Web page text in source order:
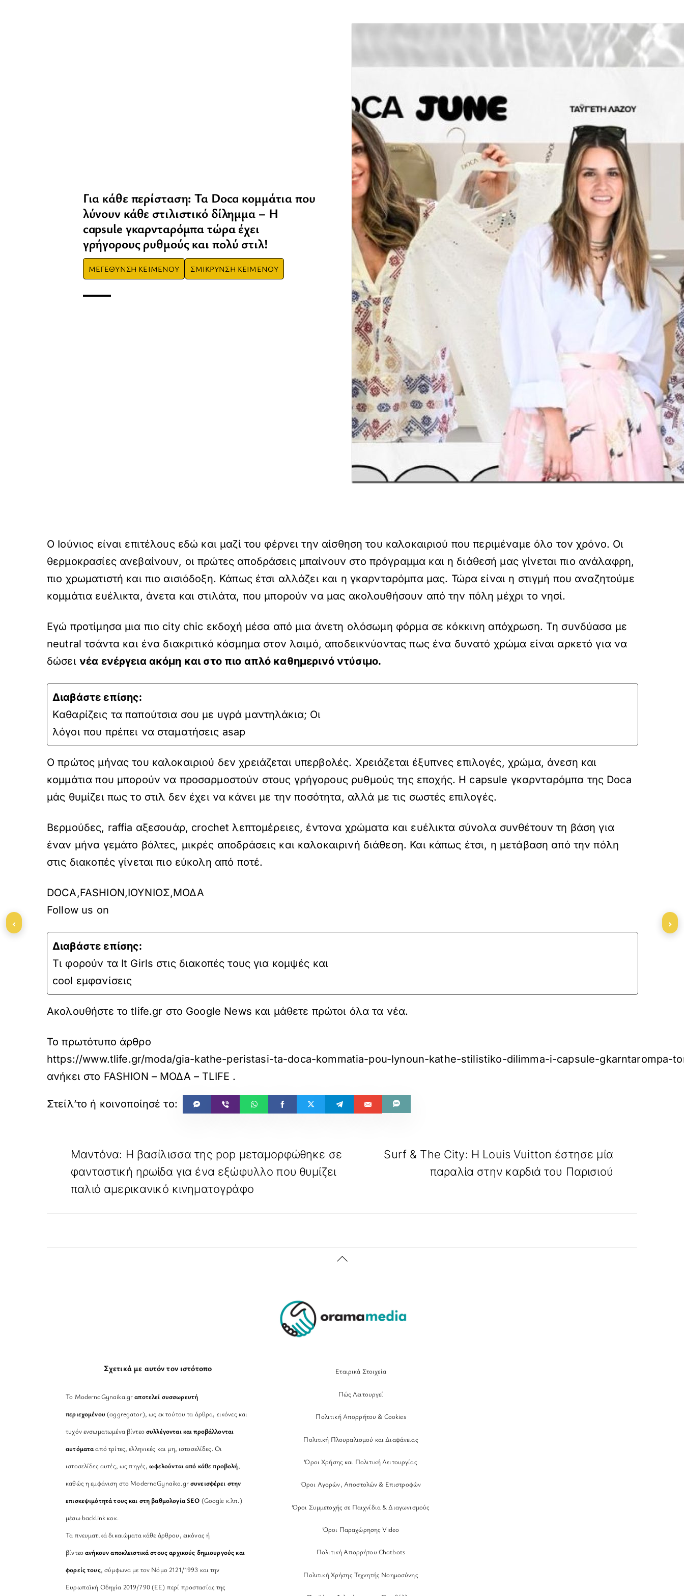
Για κάθε περίσταση: Τα Doca κομμάτια που
λύνουν κάθε στιλιστικό δίλημμα – Η
capsule γκαρνταρόμπα τώρα έχει
γρήγορους ρυθμούς και πολύ στιλ!
ΜΕΓΕΘΥΝΣΗ ΚΕΙΜΕΝΟΥ ΣΜΙΚΡΥΝΣΗ ΚΕΙΜΕΝΟΥ
Ο Ιούνιος είναι επιτέλους εδώ και μαζί του φέρνει την αίσθηση του καλοκαιριού που περιμέναμε όλο τον χρόνο. Οι
θερμοκρασίες ανεβαίνουν, οι πρώτες αποδράσεις μπαίνουν στο πρόγραμμα και η διάθεσή μας γίνεται πιο ανάλαφρη,
πιο χρωματιστή και πιο αισιόδοξη. Κάπως έτσι αλλάζει και η γκαρνταρόμπα μας. Τώρα είναι η στιγμή που αναζητούμε
κομμάτια ευέλικτα, άνετα και στιλάτα, που μπορούν να μας ακολουθήσουν από την πόλη μέχρι το νησί.
Εγώ προτίμησα μια πιο city chic εκδοχή μέσα από μια άνετη ολόσωμη φόρμα σε κόκκινη απόχρωση. Τη συνδύασα με
neutral τσάντα και ένα διακριτικό κόσμημα στον λαιμό, αποδεικνύοντας πως ένα δυνατό χρώμα είναι αρκετό για να
δώσει νέα ενέργεια ακόμη και στο πιο απλό καθημερινό ντύσιμο.
Διαβάστε επίσης:
Kαθαρίζεις τα παπούτσια σου με υγρά μαντηλάκια; Οι
λόγοι που πρέπει να σταματήσεις asap
Ο πρώτος μήνας του καλοκαιριού δεν χρειάζεται υπερβολές. Χρειάζεται έξυπνες επιλογές, χρώμα, άνεση και
κομμάτια που μπορούν να προσαρμοστούν στους γρήγορους ρυθμούς της εποχής. Η capsule γκαρνταρόμπα της Doca
μάς θυμίζει πως το στιλ δεν έχει να κάνει με την ποσότητα, αλλά με τις σωστές επιλογές.
Βερμούδες, raffia αξεσουάρ, crochet λεπτομέρειες, έντονα χρώματα και ευέλικτα σύνολα συνθέτουν τη βάση για
έναν μήνα γεμάτο βόλτες, μικρές αποδράσεις και καλοκαιρινή διάθεση. Και κάπως έτσι, η μετάβαση από την πόλη
στις διακοπές γίνεται πιο εύκολη από ποτέ.
Ετικέτες
DOCA,FASHION,ΙΟΥΝΙΟΣ,ΜΟΔΑ
Follow us on
Διαβάστε επίσης:
Τι φορούν τα It Girls στις διακοπές τους για κομψές και
cool εμφανίσεις
Ακολουθήστε το tlife.gr στο Google News και μάθετε πρώτοι όλα τα νέα.
Το πρωτότυπο άρθρο
https://www.tlife.gr/moda/gia-kathe-peristasi-ta-doca-kommatia-pou-lynoun-kathe-stilistiko-dilimma-i-capsule-gkarntarompa-
ανήκει στο FASHION – ΜΟΔΑ – TLIFE .
Μαντόνα: Η βασίλισσα της pop μεταμορφώθηκε σε
φανταστική ηρωίδα για ένα εξώφυλλο που θυμίζει
παλιό αμερικανικό κινηματογράφο
Surf & The City: Η Louis Vuitton έστησε μία
παραλία στην καρδιά του Παρισιού
Back
Σχετικά με αυτόν τον ιστότοπο
Το ModernaGynaika.grαποτελεί συσσωρευτή
περιεχομένου (aggregator), ως εκ τούτου τα άρθρα, εικόνες και
τυχόν ενσωματωμένα βίντεοσυλλέγονται και προβάλλονται
αυτόματααπό τρίτες, ελληνικές και μη, ιστοσελίδες. Οι
ιστοσελίδες αυτές, ως πηγές,ωφελούνται από κάθε προβολή,
καθώς η εμφάνιση στο ModernaGynaika.grσυνεισφέρει στην
επισκεψιμότητά τους και στη βαθμολογία SEO (Google κ.λπ.)
μέσω backlink κοκ.
Τα πνευματικά δικαιώματα κάθε άρθρου, εικόνας ή
βίντεοανήκουν αποκλειστικά στους αρχικούς δημιουργούς και
φορείς τους, σύμφωνα με τον Νόμο 2121/1993 και την
Ευρωπαϊκή Οδηγία 2019/790 (ΕΕ) περί προστασίας της
Εταιρικά Στοιχεία
Πώς Λειτουργεί
Πολιτική Απορρήτου & Cookies
Πολιτική Πλουραλισμού και Διαφάνειας
Όροι Χρήσης και Πολιτική Λειτουργίας
Όροι Αγορών, Αποστολών & Επιστροφών
Όροι Συμμετοχής σε Παιχνίδια & Διαγωνισμούς
Όροι Παραχώρησης Video
Πολιτική Απορρήτου Chatbots
Πολιτική Χρήσης Τεχνητής Νοημοσύνης
‹ ›